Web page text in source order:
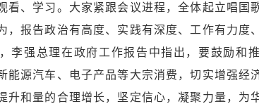
看、学习。 大家紧跟会议进程，全体起立唱国
，报告政治有高度、实践有深度、工作有力度
李强总理在政府工作报告中指出，要鼓励和
能源汽车、电子产品等大宗消费，切实增强经
升和量的合理增长，坚定信心，凝聚力量，为